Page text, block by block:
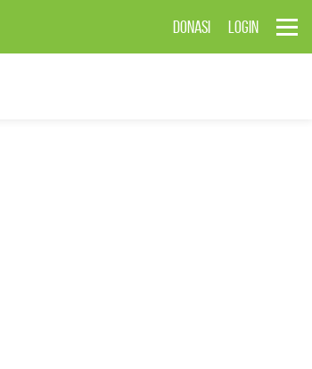
DONASI LOGIN